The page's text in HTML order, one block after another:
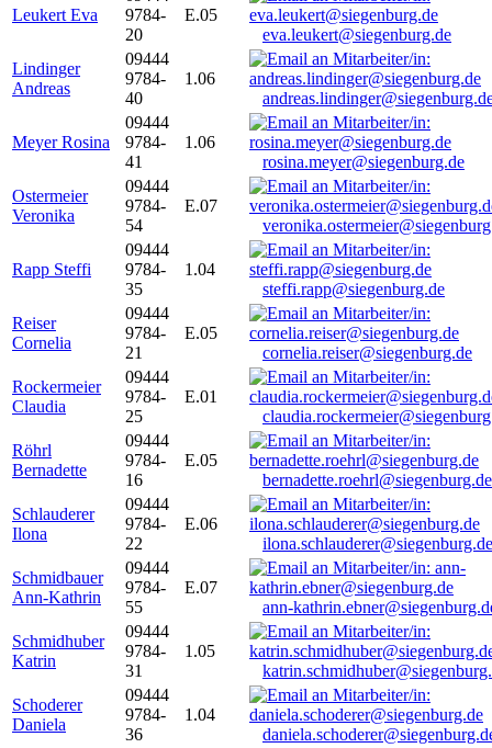
Leukert Eva
9784-
20
E.05
eva.leukert@siegenburg.de
Lindinger
Andreas
09444
9784-
40
1.06
Meyer Rosina
09444
9784-
41
1.06
rosina.meyer@siegenburg.de
Ostermeier
Veronika
09444
9784-
54
E.07
Rapp Steffi
09444
9784-
35
1.04
steffi.rapp@siegenburg.de
Reiser
Cornelia
09444
9784-
21
E.05
cornelia.reiser@siegenburg.de
Rockermeier
Claudia
09444
9784-
25
E.01
Röhrl
Bernadette
09444
9784-
16
E.05
bernadette.roehrl@siegenburg.de
Schlauderer
Ilona
09444
9784-
22
E.06
ilona.schlauderer@siegenburg.de
Schmidbauer
Ann-Kathrin
09444
9784-
55
E.07
ann-
Schmidhuber
Katrin
09444
9784-
31
1.05
Schoderer
Daniela
09444
9784-
36
1.04